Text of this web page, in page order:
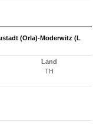
(Orla)-Moderwitz (L
Land
TH